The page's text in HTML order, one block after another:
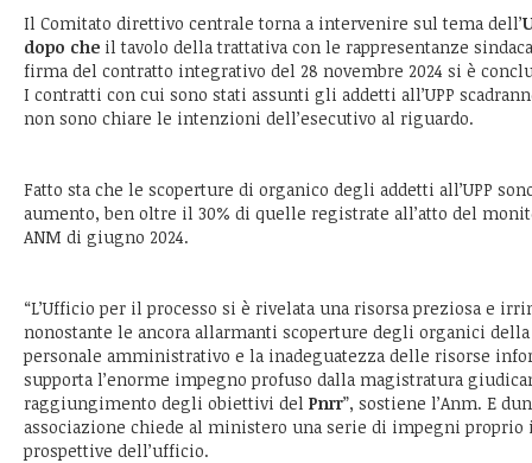
Il Comitato direttivo centrale torna a intervenire sul tema dell’
dopo che il tavolo della trattativa con le rappresentanze
firma del contratto integrativo del 28 novembre 2024 si è
I contratti con cui sono stati assunti gli addetti all’UPP
non sono chiare le intenzioni dell’esecutivo al riguardo.
Fatto sta che le scoperture di organico degli addetti all’UPP
aumento, ben oltre il 30% di quelle registrate all’atto del
ANM di giugno 2024.
“L’Ufficio per il processo si è rivelata una risorsa preziosa e
nonostante le ancora allarmanti scoperture degli organici
personale amministrativo e la inadeguatezza delle risorse
supporta l’enorme impegno profuso dalla magistratura
raggiungimento degli obiettivi del Pnrr”, sostiene l’Anm. E
associazione chiede al ministero una serie di impegni
prospettive dell’ufficio.